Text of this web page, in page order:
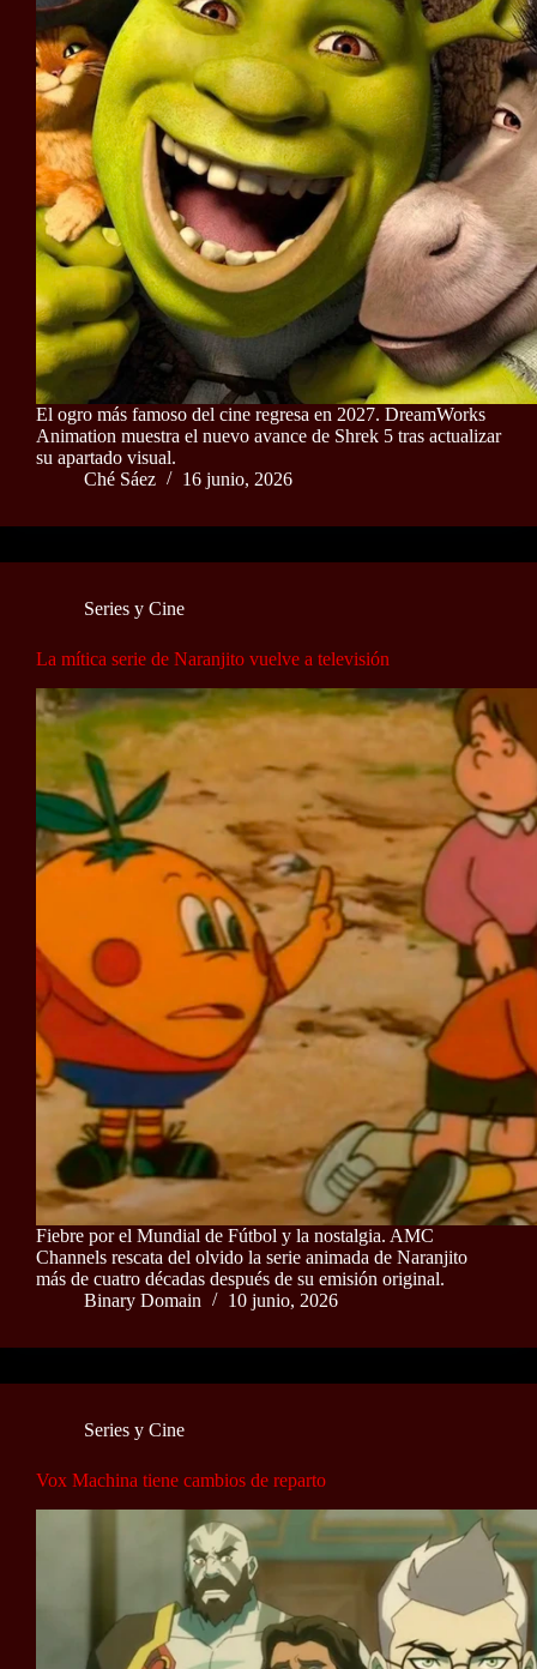
El ogro más famoso del cine regresa en 2027. DreamWorks
Animation muestra el nuevo avance de Shrek 5 tras actualizar
su apartado visual.
Ché Sáez
16 junio, 2026
Series y Cine
La mítica serie de Naranjito vuelve a televisión
Fiebre por el Mundial de Fútbol y la nostalgia. AMC
Channels rescata del olvido la serie animada de Naranjito
más de cuatro décadas después de su emisión original.
Binary Domain
10 junio, 2026
Series y Cine
Vox Machina tiene cambios de reparto